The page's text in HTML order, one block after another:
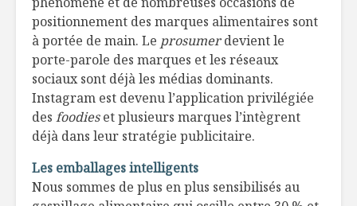
positionnement des marques alimentaires sont
à portée de main. Le prosumerdevient le
porte-parole des marques et les réseaux
sociaux sont déjà les médias dominants.
Instagram est devenu l’application privilégiée
des foodieset plusieurs marques l’intègrent
déjà dans leur stratégie publicitaire.
Les emballages intelligents
Nous sommes de plus en plus sensibilisés au